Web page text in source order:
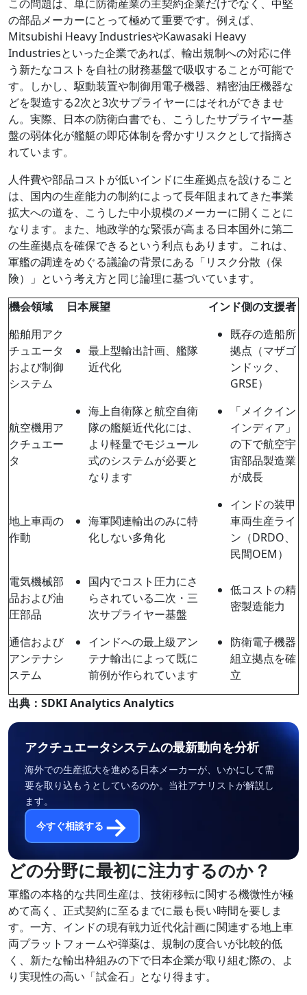
この問題は、単に防衛産業の主契約企業だけでなく、中堅
の部品メーカーにとって極めて重要です。例えば、
Mitsubishi Heavy IndustriesやKawasaki Heavy
Industriesといった企業であれば、輸出規制への対応に伴
う新たなコストを自社の財務基盤で吸収することが可能で
す。しかし、駆動装置や制御用電子機器、精密油圧機器な
どを製造する2次と3次サプライヤーにはそれができませ
ん。実際、日本の防衛白書でも、こうしたサプライヤー基
盤の弱体化が艦艇の即応体制を脅かすリスクとして指摘さ
れています。
人件費や部品コストが低いインドに生産拠点を設けること
は、国内の生産能力の制約によって長年阻まれてきた事業
拡大への道を、こうした中小規模のメーカーに開くことに
なります。また、地政学的な緊張が高まる日本国外に第二
の生産拠点を確保できるという利点もあります。これは、
軍艦の調達をめぐる議論の背景にある「リスク分散（保
険）」という考え方と同じ論理に基づいています。
機会領域
日本展望
インド側の支援者
船舶用アク
チュエータ
および制御
システム
最上型輸出計画、艦隊
近代化
既存の造船所
拠点（マザゴ
ンドック、
GRSE）
航空機用ア
クチュエー
タ
海上自衛隊と航空自衛
隊の艦艇近代化には、
より軽量でモジュール
式のシステムが必要と
なります
「メイクイン
インディア」
の下で航空宇
宙部品製造業
が成長
地上車両の
作動
海軍関連輸出のみに特
化しない多角化
インドの装甲
車両生産ライ
ン（DRDO、
民間OEM）
電気機械部
品および油
圧部品
国内でコスト圧力にさ
らされている二次・三
次サプライヤー基盤
低コストの精
密製造能力
通信および
アンテナシ
ステム
インドへの最上級アン
テナ輸出によって既に
前例が作られています
防衛電子機器
組立拠点を確
立
出典： SDKI Analytics Analytics
アクチュエータシステムの最新動向を分析
海外での生産拡大を進める日本メーカーが、いかにして需
要を取り込もうとしているのか。当社アナリストが解説し
ます。
今すぐ相談する →
どの分野に最初に注力するのか？
軍艦の本格的な共同生産は、技術移転に関する機微性が極
めて高く、正式契約に至るまでに最も長い時間を要しま
す。一方、インドの現有戦力近代化計画に関連する地上車
両プラットフォームや弾薬は、規制の度合いが比較的低
く、新たな輸出枠組みの下で日本企業が取り組む際の、よ
り実現性の高い「試金石」となり得ます。